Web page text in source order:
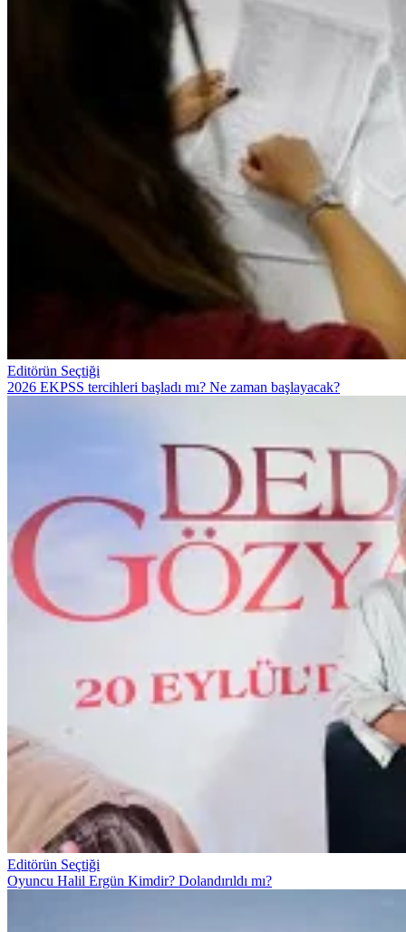
Editörün Seçtiği
2026 EKPSS tercihleri başladı mı? Ne zaman başlayacak?
Editörün Seçtiği
Oyuncu Halil Ergün Kimdir? Dolandırıldı mı?